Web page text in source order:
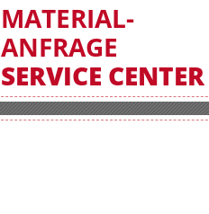
MATERIAL-
ANFRAGE
SERVICE CENTER